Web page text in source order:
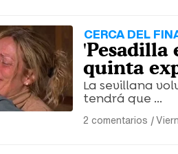
CERCA DEL
'Pesadilla
quinta
La sevillana
tendrá que ...
2 comentarios |